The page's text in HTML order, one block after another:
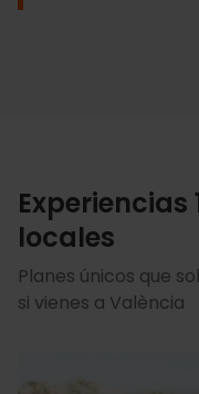
Experiencias
locales
Planes únicos que
si vienes a València